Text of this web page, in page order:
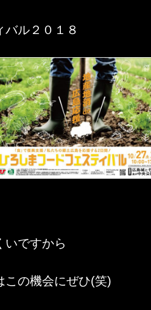
バル２０１８
いですから
この機会にぜひ(笑)